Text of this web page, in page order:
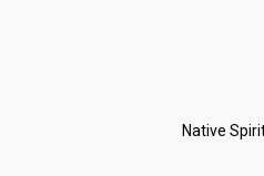
Native